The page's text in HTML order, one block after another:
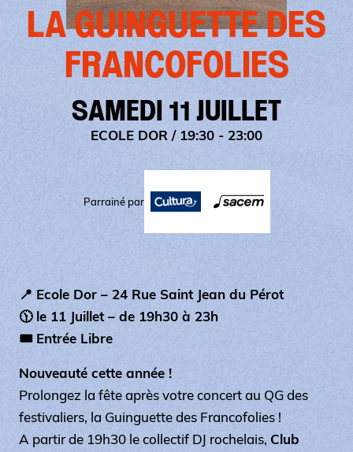
LA GUINGUETTE DES
FRANCOFOLIES
SAMEDI 11 JUILLET
ECOLE DOR / 19:30 - 23:00
Parrainé par
📍 Ecole Dor – 24 Rue Saint Jean du Pérot
🕦 le 11 Juillet – de 19h30 à 23h
🎟️ Entrée Libre
Nouveauté cette année !
Prolongez la fête après votre concert au QG des
festivaliers, la Guinguette des Francofolies !
A partir de 19h30 le collectif DJ rochelais, Club